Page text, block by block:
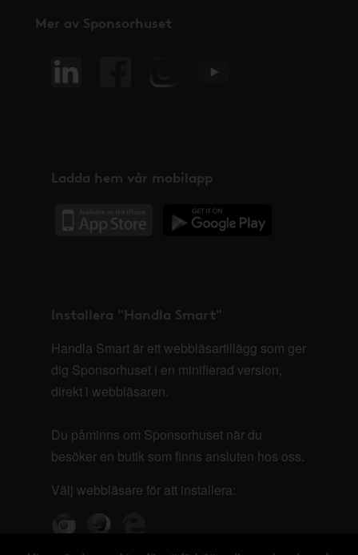
Mer av Sponsorhuset
Ladda hem vår mobilapp
Installera "Handla Smart"
Handla Smart är ett webbläsartillägg som ger
dig Sponsorhuset i en minifierad version,
direkt i webbläsaren.
Du påminns om Sponsorhuset när du
besöker en butik som finns ansluten hos oss.
Välj webbläsare för att installera: